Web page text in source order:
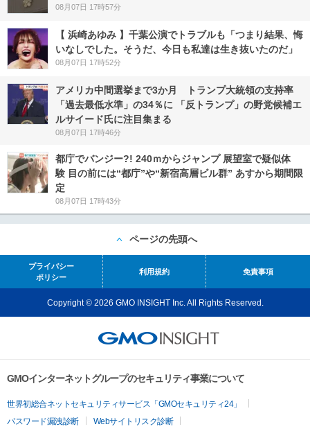
08月07日 17時57分
【 浜崎あゆみ 】千葉公演でトラブルも「つまり結果、悔
いなしでした。そうだ、今日も私達は生き抜いたのだ」
08月07日 17時52分
アメリカ中間選挙まで3か月 トランプ大統領の支持率
「過去最低水準」の34％に 「反トランプ」の野党候補エ
ルサイード氏に注目集まる
08月07日 17時46分
都庁でバンジー?! 240ｍからジャンプ 展望室で疑似体
験 目の前には“都庁”や“新宿高層ビル群” あすから期間限
定
08月07日 17時43分
ページの先頭へ
プライバシー
ポリシー
利用規約 免責事項
Copyright © 2026 GMO INSIGHT Inc. All Rights Reserved.
GMOインターネットグループのセキュリティ事業について
世界初総合ネットセキュリティサービス「GMOセキュリティ24」
パスワード漏洩診断
Webサイトリスク診断